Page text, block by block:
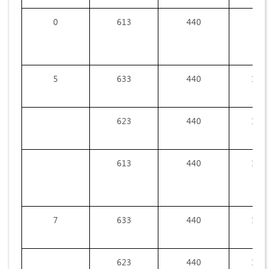
0 613 440
5 633 440 15,5
623 440 14,6
613 440 12,6
7 633 440 18,2
623 440 16,8